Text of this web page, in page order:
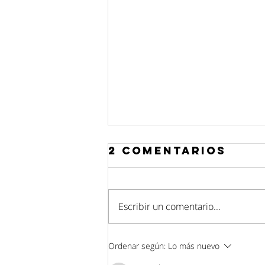
La placenta de
2 comentarios
Escribir un comentario...
Ordenar según: Lo más nuevo